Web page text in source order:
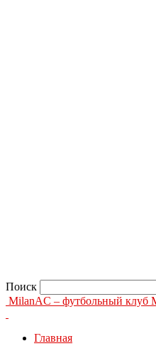
Поиск
MilanAC – футбольный клуб
Главная